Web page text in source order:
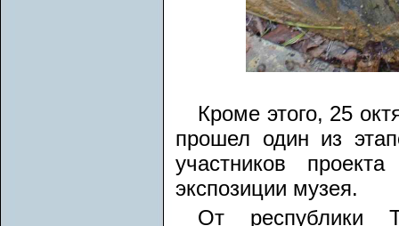
Кроме этого, 25
прошел один из
участников
экспозиции музея.
От республики